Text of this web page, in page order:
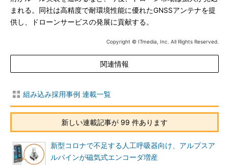
まれる。同社は高精度で耐環境性能に優れたGNSSアンテナを提
供し、ドローンサービスの発展に貢献する。
Copyright © ITmedia, Inc. All Rights Reserved.
関連情報
組み込み採用事例 連載一覧
新しい連載記事が 99 件あります
新型コロナで不足する人工呼吸器向け、アルプスア
ルパインが磁気式エンコーダ増産